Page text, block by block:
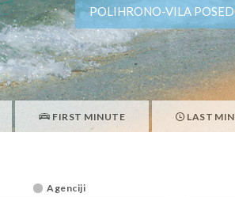
POLIHRONO-VILA
FIRST MINUTE LAST
Agenciji